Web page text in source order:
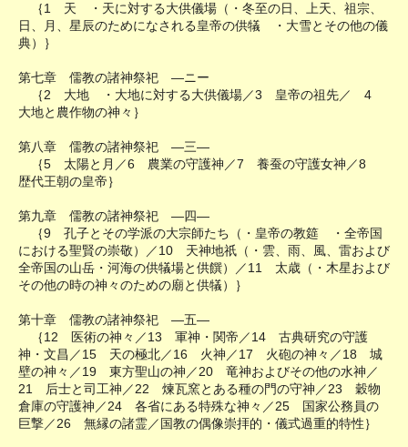
｛1 天 ・天に対する大供儀場（・冬至の日、上天、祖宗、
日、月、星辰のためになされる皇帝の供犠 ・大雪とその他の儀
典）｝
第七章 儒教の諸神祭祀 ―ニー
｛2 大地 ・大地に対する大供儀場／3 皇帝の祖先／ 4
大地と農作物の神々｝
第八章 儒教の諸神祭祀 ―三―
｛5 太陽と月／6 農業の守護神／7 養蚕の守護女神／8
歴代王朝の皇帝｝
第九章 儒教の諸神祭祀 ―四―
｛9 孔子とその学派の大宗師たち（・皇帝の教筵 ・全帝国
における聖賢の崇敬）／10 天神地祇（・雲、雨、風、雷および
全帝国の山岳・河海の供犠場と供饌）／11 太歳（・木星および
その他の時の神々のための廟と供犠）｝
第十章 儒教の諸神祭祀 ―五―
｛12 医術の神々／13 軍神・関帝／14 古典研究の守護
神・文昌／15 天の極北／16 火神／17 火砲の神々／18 城
壁の神々／19 東方聖山の神／20 竜神およびその他の水神／
21 后士と司工神／22 煉瓦窯とある種の門の守神／23 穀物
倉庫の守護神／24 各省にある特殊な神々／25 国家公務員の
巨撃／26 無縁の諸霊／国教の偶像崇拝的・儀式過重的特性｝